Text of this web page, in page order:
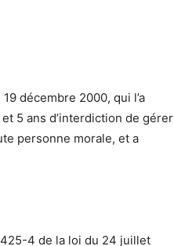
décembre 2000, qui l’a
5 ans d’interdiction de gérer
personne morale, et a
4 de la loi du 24 juillet